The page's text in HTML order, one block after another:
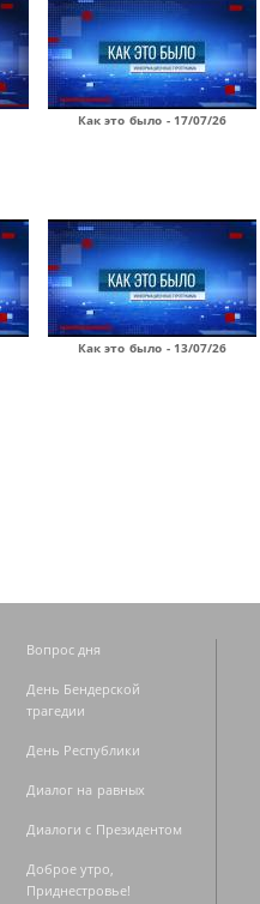
Как это было - 17/07/26
Как это было - 13/07/26
Вопрос дня
День Бендерской
трагедии
День Республики
Диалог на равных
Диалоги с Президентом
Доброе утро,
Приднестровье!